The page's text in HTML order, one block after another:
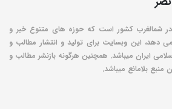
در شمالغرب کشور است که حوزه های متنوع خبر و
دهد، این وبسایت برای تولید و انتشار مطالب و
ایران میباشد. همچنین هرگونه بازنشر مطالب و
منبع بلامانع میباشد.